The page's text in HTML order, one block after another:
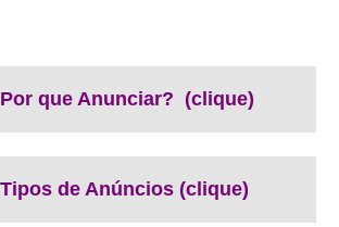
que Anunciar? (clique)
de Anúncios (clique)